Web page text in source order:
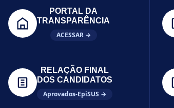
PORTAL DA
TRANSPARÊNCIA
ACESSAR →
RELAÇÃO FINAL
DOS CANDIDATOS
Aprovados-EpiSUS →